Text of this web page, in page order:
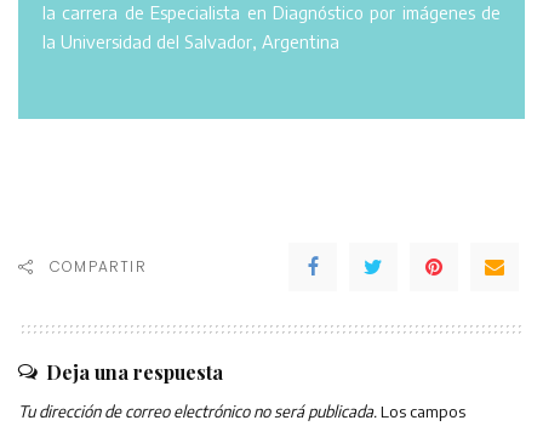
la carrera de Especialista en Diagnóstico por imágenes de
la Universidad del Salvador, Argentina
COMPARTIR
Deja una respuesta
Tu dirección de correo electrónico no será publicada. Los campos